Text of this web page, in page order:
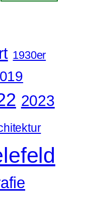
1930er
2023